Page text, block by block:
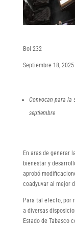
Bol 232
Septiembre 18, 2025
Convocan para la
septiembre
En aras de generar
bienestar y
aprobó
coadyuvar al mejor
Para tal efecto, por
a diversas
Estado de Tabasco